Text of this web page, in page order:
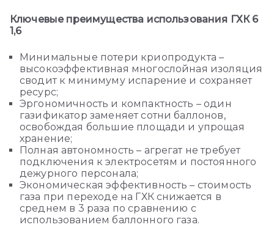
Ключевые преимущества использования ГХК 6
1,6
Минимальные потери криопродукта –
высокоэффективная многослойная изоляция
сводит к минимуму испарение и сохраняет
ресурс;
Эргономичность и компактность – один
газификатор заменяет сотни баллонов,
освобождая большие площади и упрощая
хранение;
Полная автономность – агрегат не требует
подключения к электросетям и постоянного
дежурного персонала;
Экономическая эффективность – стоимость
газа при переходе на ГХК снижается в
среднем в 3 раза по сравнению с
использованием баллонного газа.